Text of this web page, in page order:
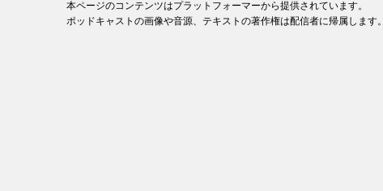
本ページのコンテンツはプラットフォーマーから提供されています。
ポッドキャストの画像や音源、テキストの著作権は配信者に帰属します。